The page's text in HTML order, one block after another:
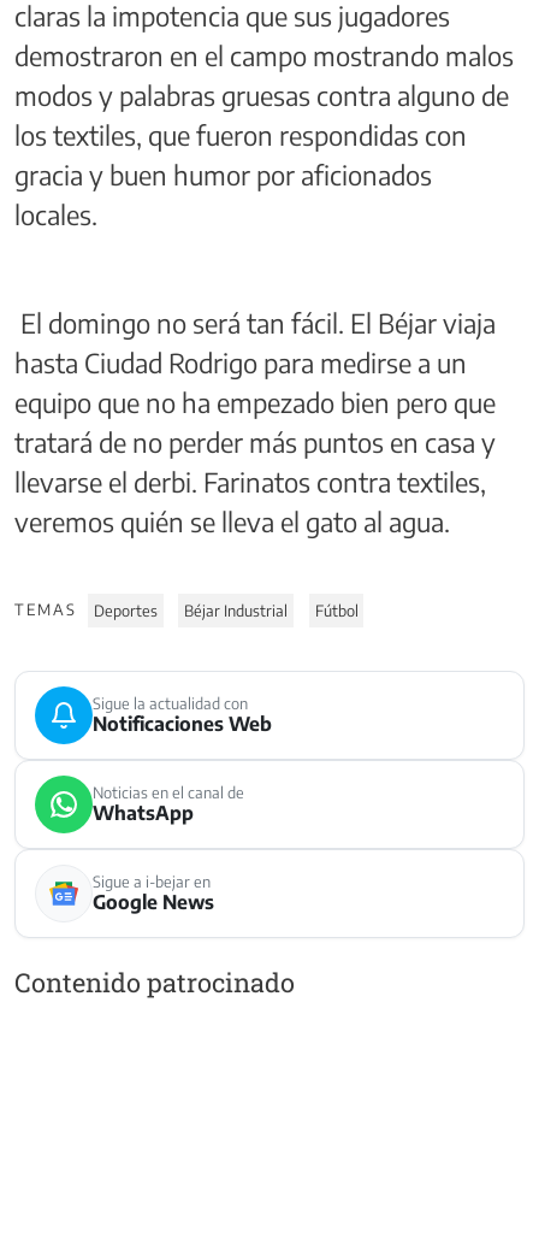
claras la impotencia que sus jugadores
demostraron en el campo mostrando malos
modos y palabras gruesas contra alguno de
los textiles, que fueron respondidas con
gracia y buen humor por aficionados
locales.
El domingo no será tan fácil. El Béjar viaja
hasta Ciudad Rodrigo para medirse a un
equipo que no ha empezado bien pero que
tratará de no perder más puntos en casa y
llevarse el derbi. Farinatos contra textiles,
veremos quién se lleva el gato al agua.
TEMAS Deportes Béjar Industrial Fútbol
Sigue la actualidad con
Notificaciones Web
Noticias en el canal de
WhatsApp
Sigue a i-bejar en
Google News
Contenido patrocinado